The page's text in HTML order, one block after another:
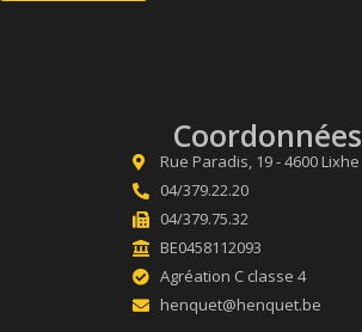
Coordonnées
Rue Paradis, 19 - 4600
04/379.22.20
04/379.75.32
BE0458112093
Agréation C classe 4
henquet@henquet.be